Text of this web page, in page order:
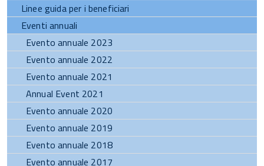
Linee guida per i beneficiari
Eventi annuali
Evento annuale 2023
Evento annuale 2022
Evento annuale 2021
Annual Event 2021
Evento annuale 2020
Evento annuale 2019
Evento annuale 2018
Evento annuale 2017